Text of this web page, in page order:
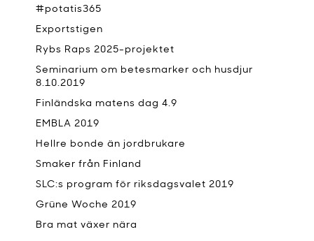
#potatis365
Exportstigen
Rybs Raps 2025-projektet
Seminarium om betesmarker och husdjur
8.10.2019
Finländska matens dag 4.9
EMBLA 2019
Hellre bonde än jordbrukare
Smaker från Finland
SLC:s program för riksdagsvalet 2019
Grüne Woche 2019
Bra mat växer nära